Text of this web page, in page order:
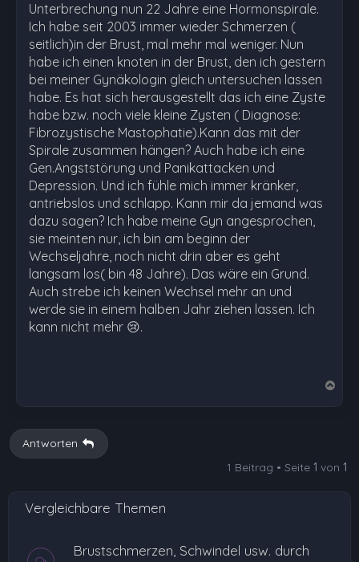
Unterbrechung nun 22 Jahre eine Hormonspirale.
Ich habe seit 2003 immer wieder Schmerzen (
seitlich)in der Brust, mal mehr mal weniger. Nun
habe ich einen knoten in der Brust, den ich gestern
bei meiner Gynäkologin gleich untersuchen lassen
habe. Es hat sich herausgestellt das ich eine Zyste
habe bzw. noch viele kleine Zysten ( Diagnose:
Fibrozystische Mastophatie).Kann das mit der
Spirale zusammen hängen? Auch habe ich eine
Gen.Angststörung und Panikattacken und
Depression. Und ich fühle mich immer kränker,
antriebslos und schlapp. Kann mir da jemand was
dazu sagen? Ich habe meine Gyn angesprochen,
sie meinten nur, ich bin am beginn der
Wechseljahre, noch nicht drin aber es geht
langsam los( bin 48 Jahre). Das wäre ein Grund.
Auch strebe ich keinen Wechsel mehr an und
werde sie in einem halben Jahr ziehen lassen. Ich
kann nicht mehr 😢.
b
Antworten
1 Beitrag • Seite 1 von 1
Vergleichbare Themen
Brustschmerzen, Schwindel usw. durch